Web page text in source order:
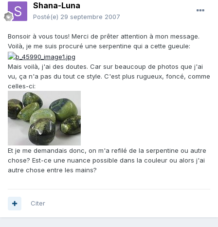
Shana-Luna
Posté(e) 29 septembre 2007
Bonsoir à vous tous! Merci de prêter attention à mon message.
Voilà, je me suis procuré une serpentine qui a cette gueule:
Mais voilà, j'ai des doutes. Car sur beaucoup de photos que j'ai
vu, ça n'a pas du tout ce style. C'est plus rugueux, foncé, comme
celles-ci:
Et je me demandais donc, on m'a refilé de la serpentine ou autre
chose? Est-ce une nuance possible dans la couleur ou alors j'ai
autre chose entre les mains?
Citer